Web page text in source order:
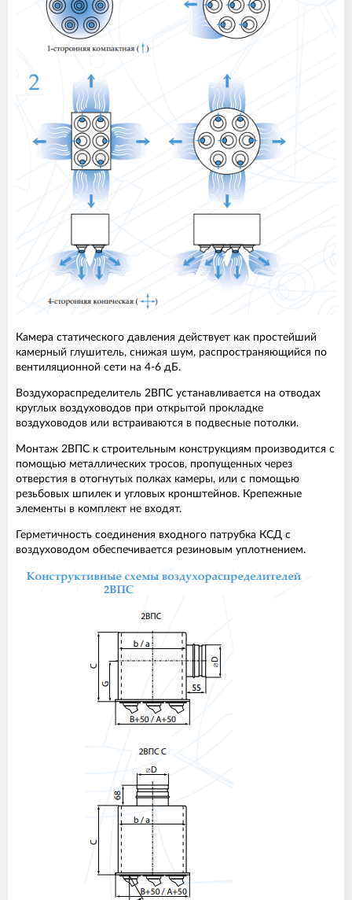
Камера статического давления действует как простейший
камерный глушитель, снижая шум, распространяющийся по
вентиляционной сети на 4-6 дБ.
Воздухораспределитель 2ВПС устанавливается на отводах
круглых воздуховодов при открытой прокладке
воздуховодов или встраиваются в подвесные потолки.
Монтаж 2ВПС к строительным конструкциям производится с
помощью металлических тросов, пропущенных через
отверстия в отогнутых полках камеры, или с помощью
резьбовых шпилек и угловых кронштейнов. Крепежные
элементы в комплект не входят.
Герметичность соединения входного патрубка КСД с
воздуховодом обеспечивается резиновым уплотнением.